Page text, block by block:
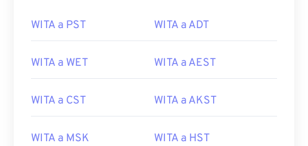
WITA a PST WITA a ADT
WITA a WET WITA a AEST
WITA a CST WITA a AKST
WITA a MSK WITA a HST